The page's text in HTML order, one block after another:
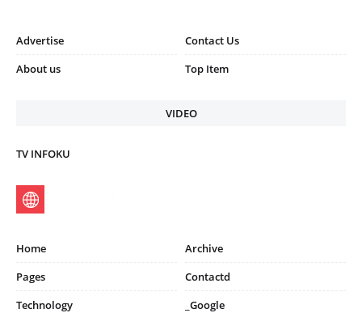
Advertise
Contact Us
About us
Top Item
VIDEO
TV INFOKU
Home
Archive
Pages
Contactd
Technology
_Google